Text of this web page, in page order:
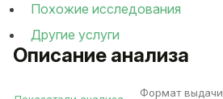
Описание анализа
Формат выдачи
Похожие исследования
Другие услуги